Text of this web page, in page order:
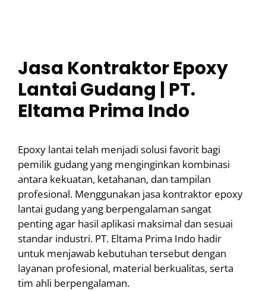
Jasa Kontraktor Epoxy
Lantai Gudang | PT.
Eltama Prima Indo
Epoxy lantai telah menjadi solusi favorit bagi
pemilik gudang yang menginginkan kombinasi
antara kekuatan, ketahanan, dan tampilan
profesional. Menggunakan jasa kontraktor epoxy
lantai gudang yang berpengalaman sangat
penting agar hasil aplikasi maksimal dan sesuai
standar industri. PT. Eltama Prima Indo hadir
untuk menjawab kebutuhan tersebut dengan
layanan profesional, material berkualitas, serta
tim ahli berpengalaman.